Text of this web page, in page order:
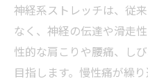
神経系ストレッチは、従
なく、神経の伝達や滑走
性的な肩こりや腰痛、し
目指します。慢性痛が繰